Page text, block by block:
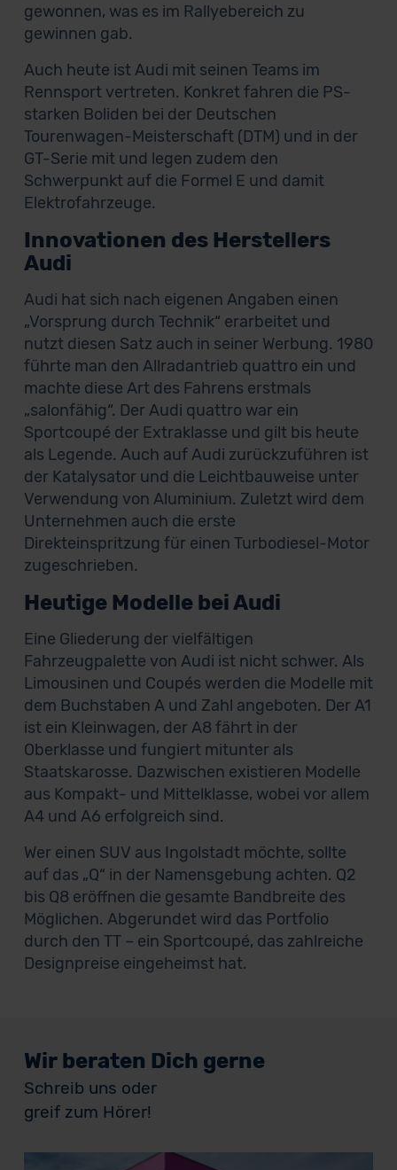
gewonnen, was es im Rallyebereich zu
gewinnen gab.
Auch heute ist Audi mit seinen Teams im
Rennsport vertreten. Konkret fahren die PS-
starken Boliden bei der Deutschen
Tourenwagen-Meisterschaft (DTM) und in der
GT-Serie mit und legen zudem den
Schwerpunkt auf die Formel E und damit
Elektrofahrzeuge.
Innovationen des Herstellers
Audi
Audi hat sich nach eigenen Angaben einen
„Vorsprung durch Technik“ erarbeitet und
nutzt diesen Satz auch in seiner Werbung. 1980
führte man den Allradantrieb quattro ein und
machte diese Art des Fahrens erstmals
„salonfähig“. Der Audi quattro war ein
Sportcoupé der Extraklasse und gilt bis heute
als Legende. Auch auf Audi zurückzuführen ist
der Katalysator und die Leichtbauweise unter
Verwendung von Aluminium. Zuletzt wird dem
Unternehmen auch die erste
Direkteinspritzung für einen Turbodiesel-Motor
zugeschrieben.
Heutige Modelle bei Audi
Eine Gliederung der vielfältigen
Fahrzeugpalette von Audi ist nicht schwer. Als
Limousinen und Coupés werden die Modelle mit
dem Buchstaben A und Zahl angeboten. Der A1
ist ein Kleinwagen, der A8 fährt in der
Oberklasse und fungiert mitunter als
Staatskarosse. Dazwischen existieren Modelle
aus Kompakt- und Mittelklasse, wobei vor allem
A4 und A6 erfolgreich sind.
Wer einen SUV aus Ingolstadt möchte, sollte
auf das „Q“ in der Namensgebung achten. Q2
bis Q8 eröffnen die gesamte Bandbreite des
Möglichen. Abgerundet wird das Portfolio
durch den TT – ein Sportcoupé, das zahlreiche
Designpreise eingeheimst hat.
Wir beraten Dich gerne
Schreib uns oder
greif zum Hörer!